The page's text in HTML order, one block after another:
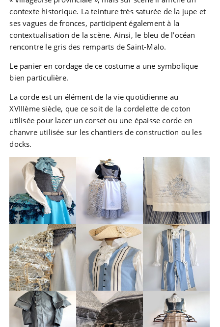
contexte historique. La teinture très saturée de la jupe et
ses vagues de fronces, participent également à la
contextualisation de la scène. Ainsi, le bleu de l’océan
rencontre le gris des remparts de Saint-Malo.
Le panier en cordage de ce costume a une symbolique
bien particulière.
La corde est un élément de la vie quotidienne au
XVIIIème siècle, que ce soit de la cordelette de coton
utilisée pour lacer un corset ou une épaisse corde en
chanvre utilisée sur les chantiers de construction ou les
docks.